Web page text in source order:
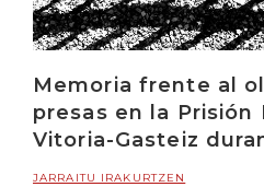
Memoria frente al
presas en la Prisión
Vitoria-Gasteiz
JARRAITU IRAKURTZEN